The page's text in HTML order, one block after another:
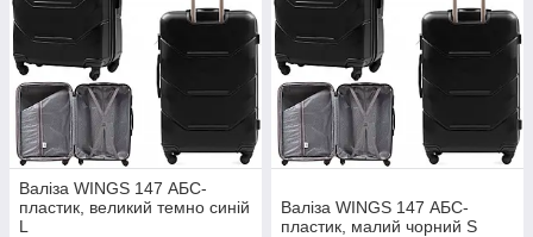
Валіза WINGS 147 АБС-
пластик, великий темно синій
L
Валіза WINGS 147 АБС-
пластик, малий чорний S